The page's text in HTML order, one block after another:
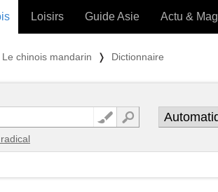
Loisirs
PLUS (24 OUTILS) »
Guide Asie Actu & Mag
Le chinois mandarin ❭ Dictionnaire